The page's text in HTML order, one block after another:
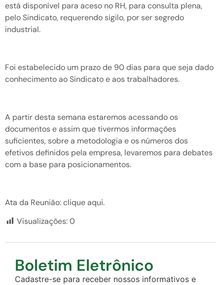
está disponível para aceso no RH, para consulta plena,
pelo Sindicato, requerendo sigilo, por ser segredo
industrial.
Foi estabelecido um prazo de 90 dias para que seja dado
conhecimento ao Sindicato e aos trabalhadores.
A partir desta semana estaremos acessando os
documentos e assim que tivermos informações
suficientes, sobre a metodologia e os números dos
efetivos definidos pela empresa, levaremos para debates
com a base para posicionamentos.
Ata da Reunião: clique aqui.
Visualizações:0
Boletim Eletrônico
Cadastre-se para receber nossos informativos e